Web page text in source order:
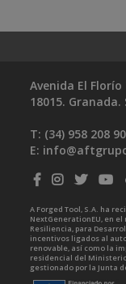
Avenida El Florío
18015. Granada.
T: (34) 958 208
E:
A Forged Tool, S.A. ha
NextGenerationEU, en
Resiliencia, para
incentivos ligados al
renovable, así como la
residencial del
gestionado por la Junta